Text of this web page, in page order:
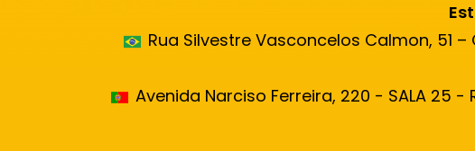
Rua Silvestre Vasconcelos Calmon, 51 –
Avenida Narciso Ferreira, 220 - SALA 25